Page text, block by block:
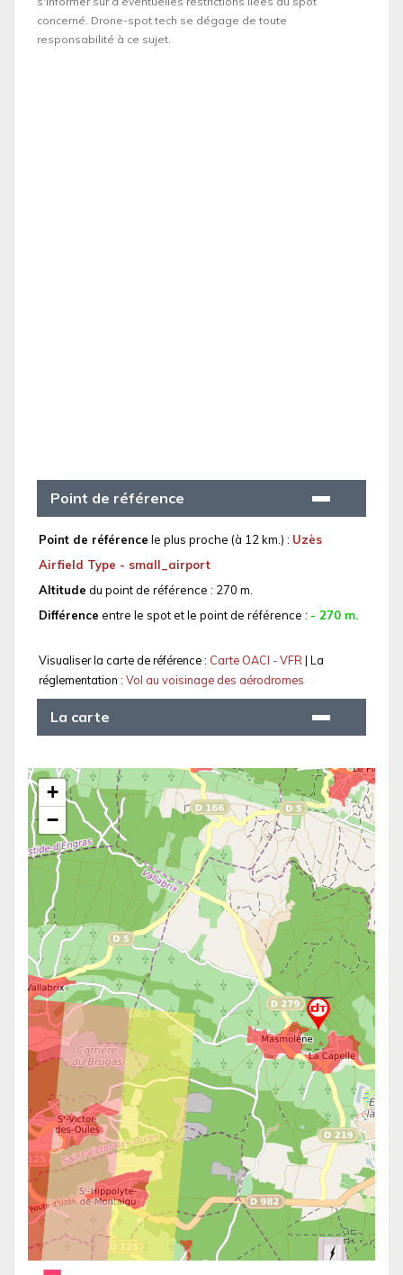
concerné. Drone-spot.tech se dégage de toute
responsabilité à ce sujet.
Point de référence
Point de référence le plus proche (à 12 km.) : Uzès
Airfield Type - small_airport
Altitude du point de référence : 270 m.
Différence entre le spot et le point de référence : - 270 m.
Visualiser la carte de référence : Carte OACI - VFR| La
réglementation : Vol au voisinage des aérodromes
La carte